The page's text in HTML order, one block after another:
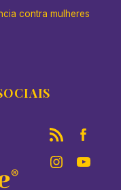
contra mulheres